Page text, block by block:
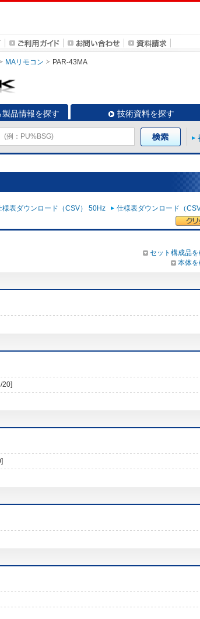
MAリモコン PAR-43MA
品情報を探す 技術資料を探す
様表ダウンロード（CSV） 50Hz 仕様表ダウンロード（
セット構成品
本体
20]